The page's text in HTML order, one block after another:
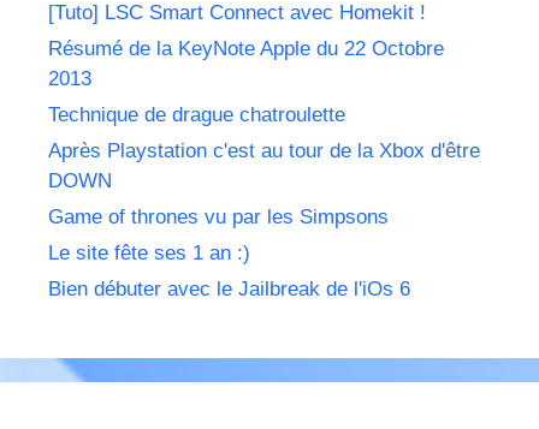
[Tuto] LSC Smart Connect avec Homekit !
Résumé de la KeyNote Apple du 22 Octobre
2013
Technique de drague chatroulette
Après Playstation c'est au tour de la Xbox d'être
DOWN
Game of thrones vu par les Simpsons
Le site fête ses 1 an :)
Bien débuter avec le Jailbreak de l'iOs 6